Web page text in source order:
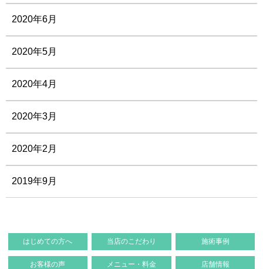
2020年6月
2020年5月
2020年4月
2020年3月
2020年2月
2019年9月
はじめての方へ 当店のこだわり 施術事例
お客様の声 メニュー・料金 店舗情報